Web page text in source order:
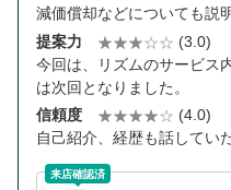
減価償却などについても説
提案力
(3.0)
今回は、リズムのサービス
は次回となりました。
信頼度
(4.0)
自己紹介、経歴も話してい
来店確認済